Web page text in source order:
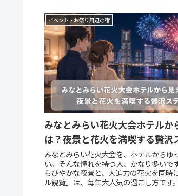
イベント・お祭り周辺の宿
みなとみらい花火大会ホテルか
は？夜景と花火を満喫する贅沢
みなとみらい花火大会を、ホテルからゆ
い。そんな憧れを持つ人、かなり多いで
らびやかな夜景と、大迫力の花火を同時
ル観覧」は、毎年大人気の過ごし方です